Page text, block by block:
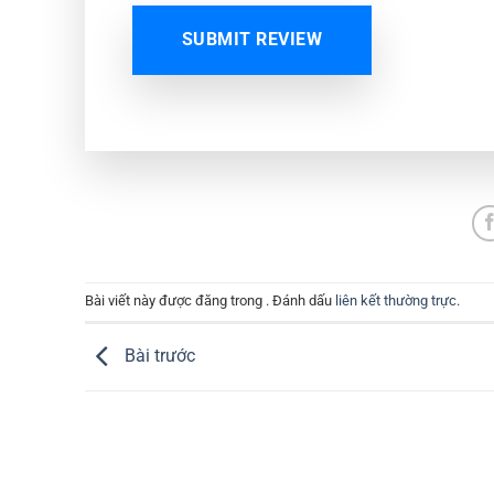
SUBMIT REVIEW
Bài viết này được đăng trong . Đánh dấu liên kết thường trực.
Bài trước